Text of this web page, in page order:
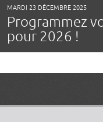
MARDI 23 DÉCEMBRE 2025
Programmez
pour 2026 !